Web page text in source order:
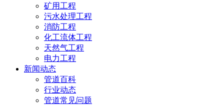
矿用工程
污水处理工程
消防工程
化工流体工程
天然气工程
电力工程
新闻动态
管道百科
行业动态
管道常见问题